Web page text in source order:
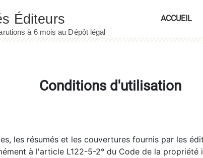
ACCUEIL
Conditions d'utilisation
les résumés et les couvertures fournis par les
à l'article L122-5-2° du Code de la propriété